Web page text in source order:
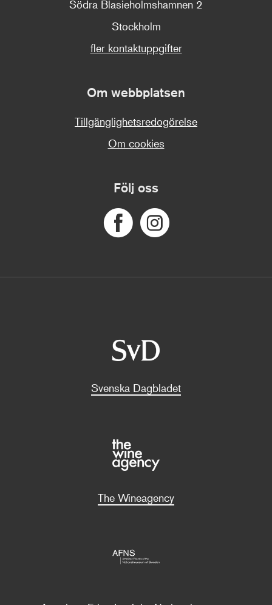
Södra Blasieholmshamnen 2
Stockholm
fler kontaktuppgifter
Om webbplatsen
Tillgänglighetsredogörelse
Om cookies
Följ oss
Svenska Dagbladet
The Wineagency